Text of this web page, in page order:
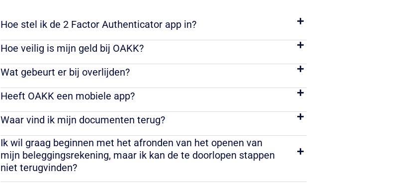
Hoe stel ik de 2 Factor Authenticator app in?
Hoe veilig is mijn geld bij OAKK?
Wat gebeurt er bij overlijden?
Heeft OAKK een mobiele app?
Waar vind ik mijn documenten terug?
Ik wil graag beginnen met het afronden van het openen van
mijn beleggingsrekening, maar ik kan de te doorlopen stappen
niet terugvinden?